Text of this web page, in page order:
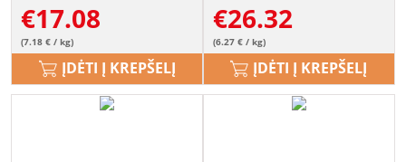
€17.08
(7.18 € / kg)
ĮDĖTI Į KREPŠELĮ
€26.32
(6.27 € / kg)
ĮDĖTI Į KREPŠELĮ